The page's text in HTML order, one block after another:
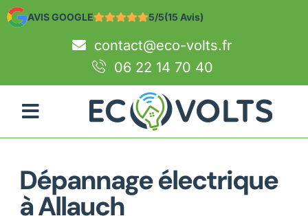
AVIS GOOGLE 5/5(15 Avis)
contact@eco-volts.fr
06 22 14 70 40
Dépannage électrique
à Allauch